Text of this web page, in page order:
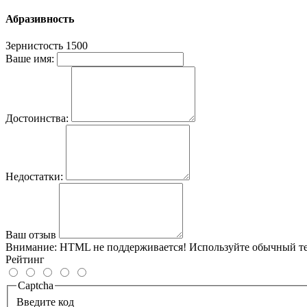
Абразивность
Зернистость 1500
Ваше имя:
Достоинства:
Недостатки:
Ваш отзыв
Внимание: HTML не поддерживается! Используйте обычный
Рейтинг
Captcha
Введите код